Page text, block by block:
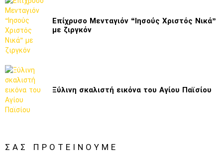
Επίχρυσο Μενταγιόν “Ιησούς Χριστός Νικά”
με ζιργκόν
Ξύλινη σκαλιστή εικόνα του Αγίου Παϊσίου
ΣΑΣ ΠΡΟΤΕΊΝΟΥΜΕ